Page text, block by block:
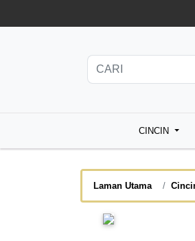
CINCIN
Laman Utama